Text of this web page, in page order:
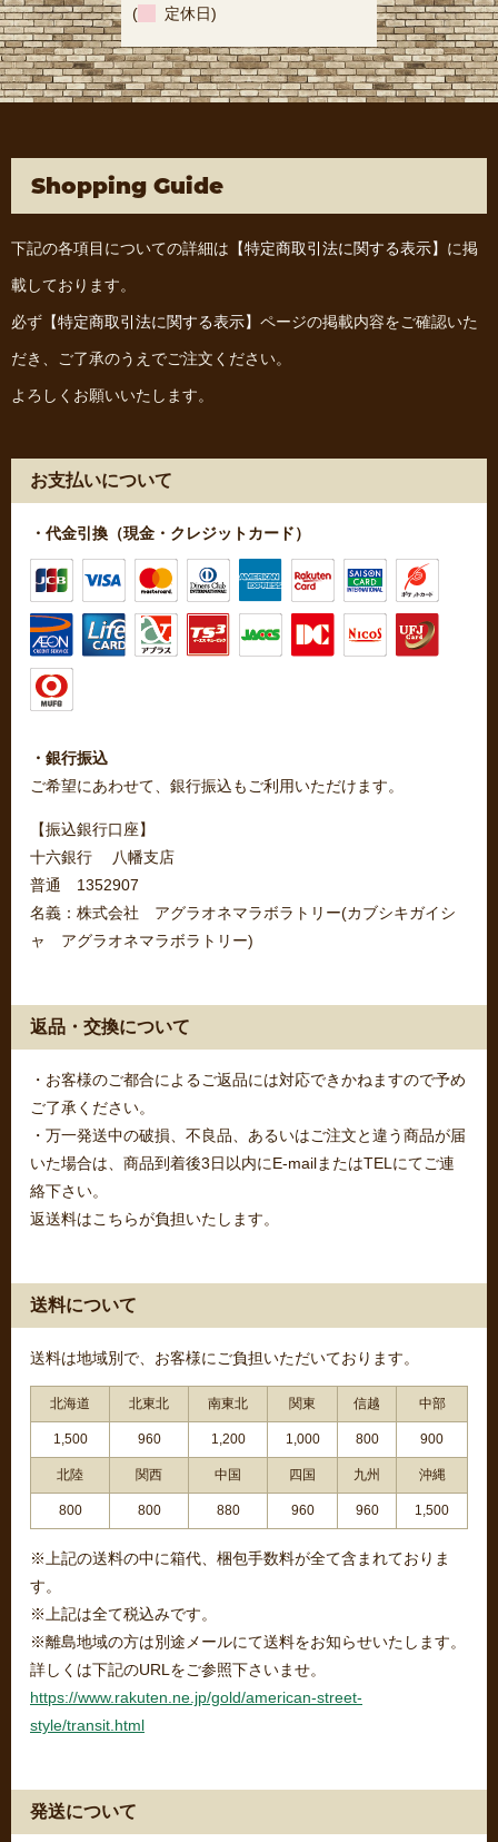
( 定休日)
Shopping Guide
下記の各項目についての詳細は 【特定商取引法に関する表示】 に掲
載しております。
必ず 【特定商取引法に関する表示】 ページの掲載内容をご確認いた
だき、ご了承のうえでご注文ください。
よろしくお願いいたします。
お支払いについて
・代金引換（現金・クレジットカード）
・銀行振込
ご希望にあわせて、銀行振込もご利用いただけます。
【振込銀行口座】
十六銀行 八幡支店
普通 1352907
名義：株式会社 アグラオネマラボラトリー(カブシキガイシ
ャ アグラオネマラボラトリー)
返品・交換について
・お客様のご都合によるご返品には対応できかねますので予め
ご了承ください。
・万一発送中の破損、不良品、あるいはご注文と違う商品が届
いた場合は、商品到着後3日以内にE-mailまたはTELにてご連
絡下さい。
返送料はこちらが負担いたします。
送料について
送料は地域別で、お客様にご負担いただいております。
北海道 北東北 南東北 関東 信越 中部
1,500 960 1,200 1,000 800 900
北陸 関西 中国 四国 九州 沖縄
800 800 880 960 960 1,500
※上記の送料の中に箱代、梱包手数料が全て含まれておりま
す。
※上記は全て税込みです。
※離島地域の方は別途メールにて送料をお知らせいたします。
詳しくは下記のURLをご参照下さいませ。
https://www.rakuten.ne.jp/gold/american-street-
style/transit.html
発送について